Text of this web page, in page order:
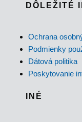
DÔLEŽITÉ
Ochrana
Podmienky
Dátová politika
Poskytovanie
INÉ